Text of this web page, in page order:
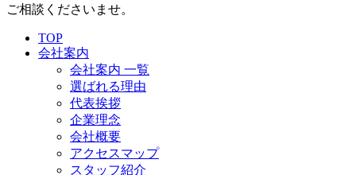
ご相談くださいませ。
TOP
会社案内
会社案内 一覧
選ばれる理由
代表挨拶
企業理念
会社概要
アクセスマップ
スタッフ紹介